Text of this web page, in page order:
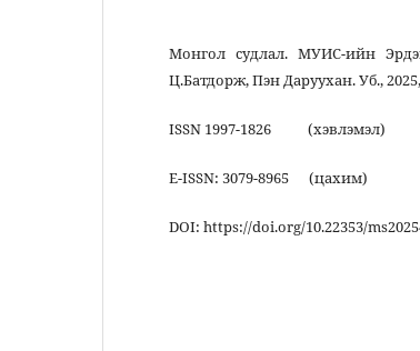
Монгол судлал. МУИС-ийн
Ц.Батдорж, Пэн Даруухан. Уб.,
ISSN 1997-1826 (хэвлэмэл)
Е-ISSN: 3079-8965 (цахим)
DOI: